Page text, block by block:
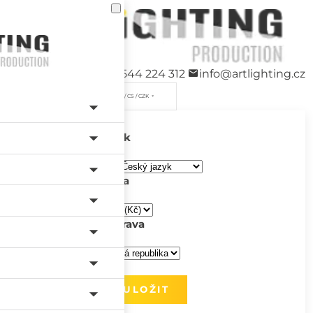
+420 544 224 312 info@artlighting.cz
/ CS / CZK
Jazyk
Měna
Doprava